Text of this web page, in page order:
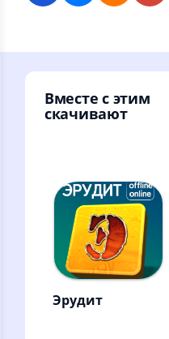
Вместе с этим
скачивают
Эрудит